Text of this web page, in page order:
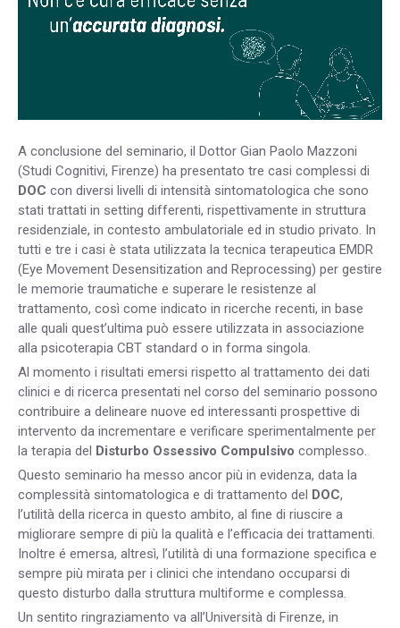
A conclusione del seminario, il Dottor Gian Paolo Mazzoni
(Studi Cognitivi, Firenze) ha presentato tre casi complessi di
DOC con diversi livelli di intensità sintomatologica che sono
stati trattati in setting differenti, rispettivamente in struttura
residenziale, in contesto ambulatoriale ed in studio privato. In
tutti e tre i casi è stata utilizzata la tecnica terapeutica EMDR
(Eye Movement Desensitization and Reprocessing) per gestire
le memorie traumatiche e superare le resistenze al
trattamento, così come indicato in ricerche recenti, in base
alle quali quest’ultima può essere utilizzata in associazione
alla psicoterapia CBT standard o in forma singola.
Al momento i risultati emersi rispetto al trattamento dei dati
clinici e di ricerca presentati nel corso del seminario possono
contribuire a delineare nuove ed interessanti prospettive di
intervento da incrementare e verificare sperimentalmente per
la terapia del
Disturbo Ossessivo Compulsivo complesso.
Questo seminario ha messo ancor più in evidenza, data la
complessità sintomatologica e di trattamento del
DOC,
l’utilità della ricerca in questo ambito, al fine di riuscire a
migliorare sempre di più la qualità e l’efficacia dei trattamenti.
Inoltre é emersa, altresì, l’utilità di una formazione specifica e
sempre più mirata per i clinici che intendano occuparsi di
questo disturbo dalla struttura multiforme e complessa.
Un sentito ringraziamento va all’Università di Firenze, in